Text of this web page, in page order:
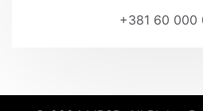
+381 60 000